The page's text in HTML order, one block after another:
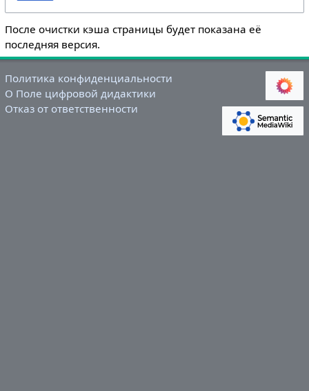
После очистки кэша страницы будет показана её
последняя версия.
Политика конфиденциальности
О Поле цифровой дидактики
Отказ от ответственности